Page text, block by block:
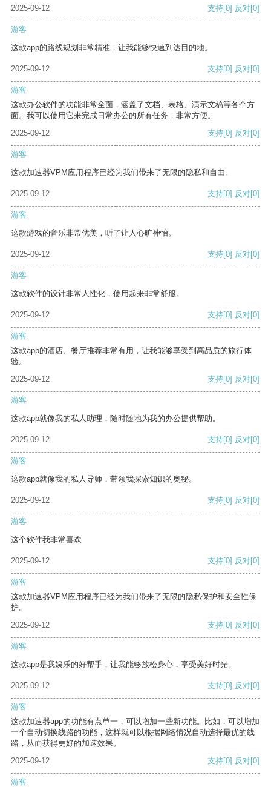
2025-09-12
支持[0] 反对[0]
游客
这款app的路线规划非常精准，让我能够快速到达目的地。
2025-09-12 支持[0] 反对[0]
游客
这款办公软件的功能非常全面，涵盖了文档、表格、演示文稿等各个方
面。我可以使用它来完成日常办公的所有任务，非常方便。
2025-09-12
支持[0] 反对[0]
游客
这款加速器VPM应用程序已经为我们带来了无限的隐私和自由。
2025-09-12 支持[0] 反对[0]
游客
这款游戏的音乐非常优美，听了让人心旷神怡。
2025-09-12 支持[0] 反对[0]
游客
这款软件的设计非常人性化，使用起来非常舒服。
2025-09-12 支持[0] 反对[0]
游客
这款app的酒店、餐厅推荐非常有用，让我能够享受到高品质的旅行体
验。
2025-09-12
支持[0] 反对[0]
游客
这款app就像我的私人助理，随时随地为我的办公提供帮助。
2025-09-12 支持[0] 反对[0]
游客
这款app就像我的私人导师，带领我探索知识的奥秘。
2025-09-12 支持[0] 反对[0]
游客
这个软件我非常喜欢
2025-09-12 支持[0] 反对[0]
游客
这款加速器VPM应用程序已经为我们带来了无限的隐私保护和安全性保
护。
2025-09-12
支持[0] 反对[0]
游客
这款app是我娱乐的好帮手，让我能够放松身心，享受美好时光。
2025-09-12 支持[0] 反对[0]
游客
这款加速器app的功能有点单一，可以增加一些新功能。比如，可以增加
一个自动切换线路的功能，这样就可以根据网络情况自动选择最优的线
路，从而获得更好的加速效果。
2025-09-12
支持[0] 反对[0]
游客